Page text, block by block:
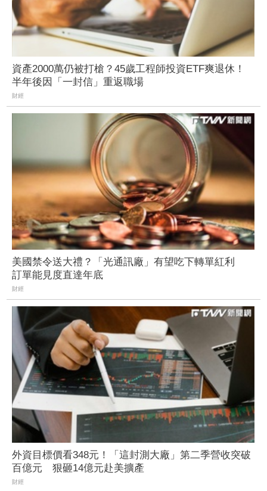
資產2000萬仍被打槍？45歲工程師投資ETF爽退休！
半年後因「一封信」重返職場
財經
美國禁令送大禮？「光通訊廠」有望吃下轉單紅利
訂單能見度直達年底
財經
外資目標價看348元！「這封測大廠」第二季營收突破
百億元 狠砸14億元赴美擴產
財經